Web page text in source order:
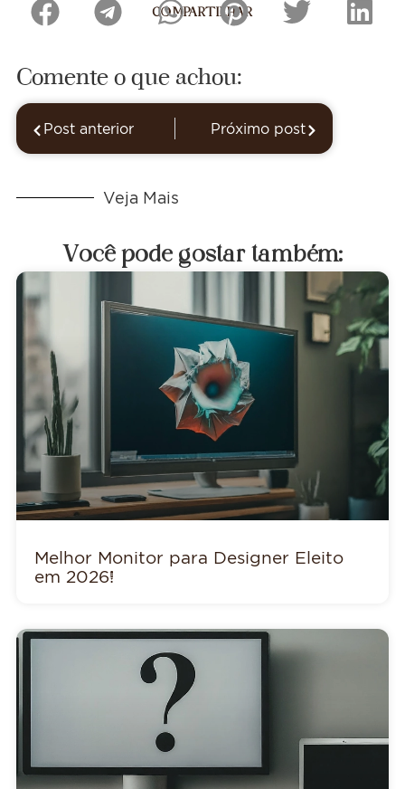
COMPARTILHAR
Comente o que achou:
Post anterior Próximo post
Veja Mais
Você pode gostar também:
Melhor Monitor para Designer Eleito
em 2026!